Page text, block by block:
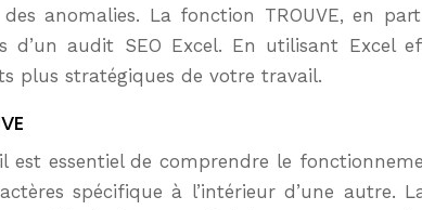
anomalies. La fonction TROUVE, en
d’un audit SEO Excel. En utilisant Excel
plus stratégiques de votre travail.
essentiel de comprendre le
spécifique à l’intérieur d’une autre.